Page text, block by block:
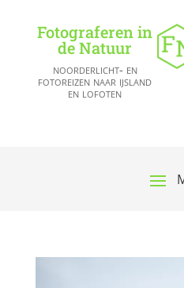
Fotograferen in
de Natuur
noorderlicht- en
fotoreizen naar ijsland
en lofoten